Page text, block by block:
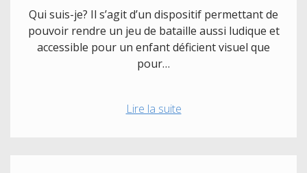
Qui suis-je? Il s’agit d’un dispositif permettant de
pouvoir rendre un jeu de bataille aussi ludique et
accessible pour un enfant déficient visuel que
pour…
Lire la suiteProjet